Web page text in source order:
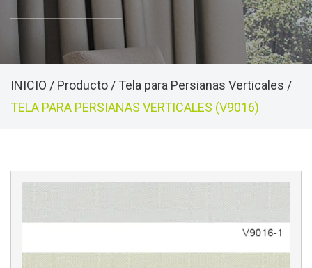
INICIO / Producto / Tela para Persianas Verticales /
TELA PARA PERSIANAS VERTICALES (V9016)